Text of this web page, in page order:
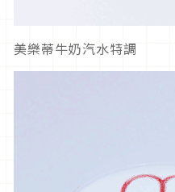
美樂蒂牛奶汽水特調